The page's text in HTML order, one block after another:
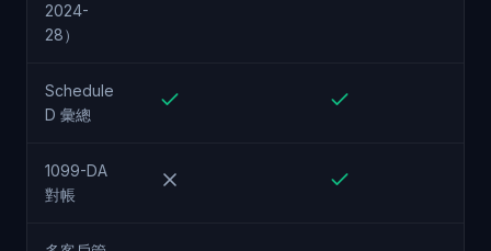
2024-
28）
Schedule
D 彙總
1099-DA
對帳